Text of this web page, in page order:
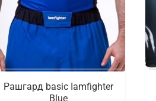
Рашгард basic Iamfighter
Blue